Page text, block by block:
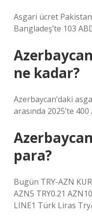
Asgari ücret
Bangladeş’te 103
ne kadar?
Azerbaycan’daki
arasında 2025’te
para?
Bugün TRY-AZN
AZN5 TRY0.21
LINE1 Türk Liras